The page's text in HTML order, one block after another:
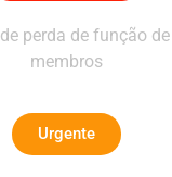
perda de função
membros
Urgente